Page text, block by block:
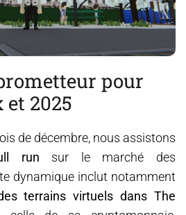
pour
et 2025
de décembre, nous assistons
run sur le marché des
dynamique inclut notamment
terrains virtuels dans The